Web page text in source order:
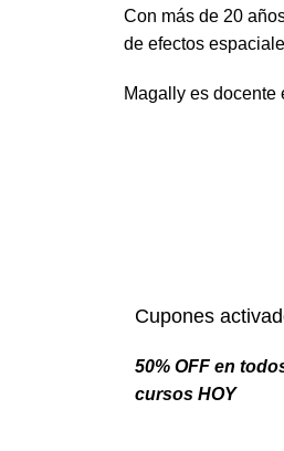
Con más de 20
de efectos
Magally es docente
Cupones
50% OFF en
cursos HOY